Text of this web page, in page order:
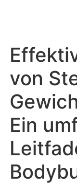
von
Ein